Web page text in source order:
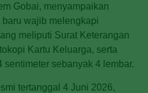
Gobai, menyampaikan
wajib melengkapi
meliputi Surat Keterangan
Kartu Keluarga, serta
sentimeter sebanyak 4 lembar.
tertanggal 4 Juni 2026,